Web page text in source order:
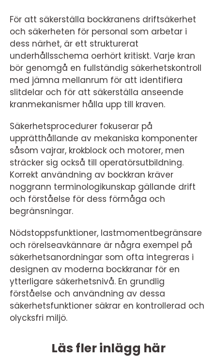
För att säkerställa bockkranens driftsäkerhet
och säkerheten för personal som arbetar i
dess närhet, är ett strukturerat
underhållsschema oerhört kritiskt. Varje kran
bör genomgå en fullständig säkerhetskontroll
med jämna mellanrum för att identifiera
slitdelar och för att säkerställa anseende
kranmekanismer hålla upp till kraven.
Säkerhetsprocedurer fokuserar på
upprätthållande av mekaniska komponenter
såsom vajrar, krokblock och motorer, men
sträcker sig också till operatörsutbildning.
Korrekt användning av bockkran kräver
noggrann terminologikunskap gällande drift
och förståelse för dess förmåga och
begränsningar.
Nödstoppsfunktioner, lastmomentbegränsare
och rörelseavkännare är några exempel på
säkerhetsanordningar som ofta integreras i
designen av moderna bockkranar för en
ytterligare säkerhetsnivå. En grundlig
förståelse och användning av dessa
säkerhetsfunktioner säkrar en kontrollerad och
olycksfri miljö.
Läs fler inlägg här